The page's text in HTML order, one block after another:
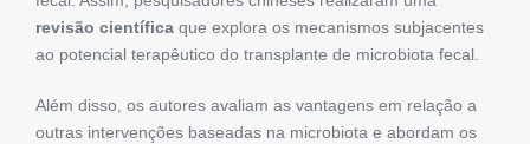
revisão científica que explora os mecanismos subjacentes
ao potencial terapêutico do transplante de microbiota fecal.
Além disso, os autores avaliam as vantagens em relação a
outras intervenções baseadas na microbiota e abordam os